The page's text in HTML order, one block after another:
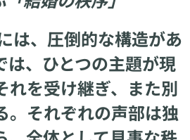
は、圧倒的な構造があ
は、ひとつの主題が現
れを受け継ぎ、また別
。それぞれの声部は独